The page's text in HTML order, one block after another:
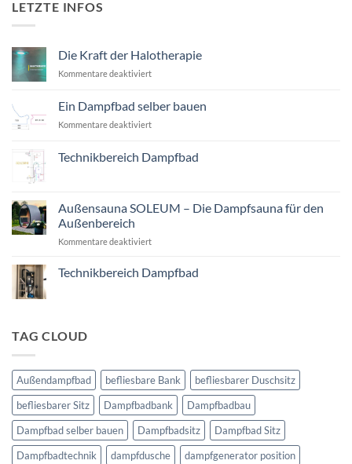
LETZTE INFOS
Die Kraft der Halotherapie
Kommentare deaktiviertfür
der
Halotherapie
Ein Dampfbad selber bauen
Kommentare deaktiviertfür
selber
Technikbereich Dampfbad
Technikbereich
Dampfbad
Außensauna SOLEUM – Die Dampfsauna für den
Außenbereich
Kommentare deaktiviertfür
SOLEUM
Technikbereich Dampfbad
TAG CLOUD
Außendampfbad befliesbare Bank
befliesbarer Duschsitz
befliesbarer Sitz
Dampfbadbank
Dampfbadbau
Dampfbad selber bauen
Dampfbadsitz
Dampfbad Sitz
Dampfbadtechnik
dampfdusche
dampfgenerator position